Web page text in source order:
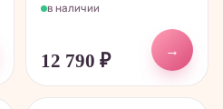
в наличии
12 790 ₽
→